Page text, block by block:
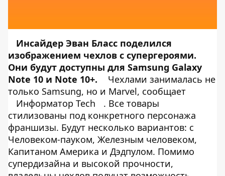
Инсайдер Эван Бласс поделился
изображением чехлов с супергероями.
Они будут доступны для Samsung Galaxy
Note 10 и Note 10+.
Чехлами занималась не
только Samsung, но и Marvel, сообщает
Информатор Tech
. Все товары
стилизованы под конкретного персонажа
франшизы. Будут несколько вариантов: с
Человеком-пауком, Железным человеком,
Капитаном Америка и Дэдпулом. Помимо
супердизайна и высокой прочности,